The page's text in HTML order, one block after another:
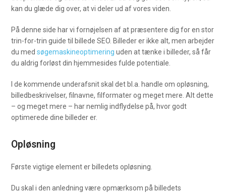
kan du glæde dig over, at vi deler ud af vores viden.
På denne side har vi fornøjelsen af at præsentere dig for en stor
trin-for-trin guide til billede SEO. Billeder er ikke alt, men arbejder
du medsøgemaskineoptimering uden at tænke i billeder, så får
du aldrig forløst din hjemmesides fulde potentiale.
I de kommende underafsnit skal det bl.a. handle om opløsning,
billedbeskrivelser, filnavne, filformater og meget mere. Alt dette
– og meget mere – har nemlig indflydelse på, hvor godt
optimerede dine billeder er.
Opløsning
Første vigtige element er billedets opløsning.
Du skal i den anledning være opmærksom på billedets